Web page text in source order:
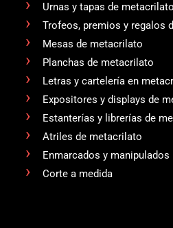
Urnas y tapas de metacrilato
Trofeos, premios y regalos
Mesas de metacrilato
Planchas de metacrilato
Letras y cartelería en
Expositores y displays de
Estanterías y librerías de
Atriles de metacrilato
Enmarcados y manipulados
Corte a medida